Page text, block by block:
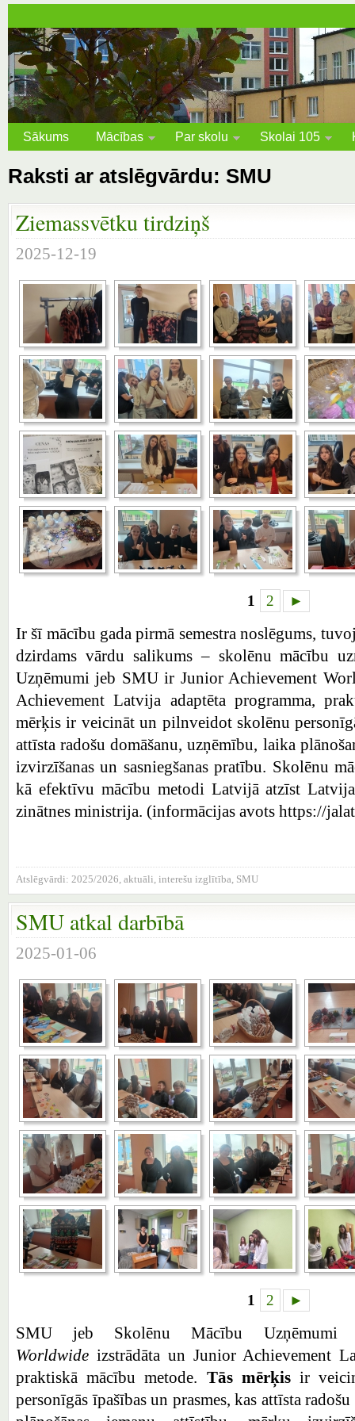
Sākums Mācības Par skolu Skolai 105
Raksti ar atslēgvārdu: SMU
Ziemassvētku tirdziņš
2025-12-19
1 2 ►
Ir šī mācību gada pirmā semestra noslēgums,
dzirdams vārdu salikums – skolēnu mācību
Uzņēmumi jeb SMU ir Junior Achievement
Achievement Latvija adaptēta programma,
mērķis ir veicināt un pilnveidot skolēnu
attīsta radošu domāšanu, uzņēmību, laika
izvirzīšanas un sasniegšanas pratību. Skolēnu
kā efektīvu mācību metodi Latvijā atzīst
zinātnes ministrija. (informācijas avots https://
Atslēgvārdi: 2025/2026 aktuāli interešu izglītība SMU
SMU atkal darbībā
2025-01-06
1 2 ►
SMU jeb Skolēnu Mācību
Worldwide izstrādāta un Junior Achievement
praktiskā mācību metode. Tās mērķisir
personīgās īpašības un prasmes, kas attīsta